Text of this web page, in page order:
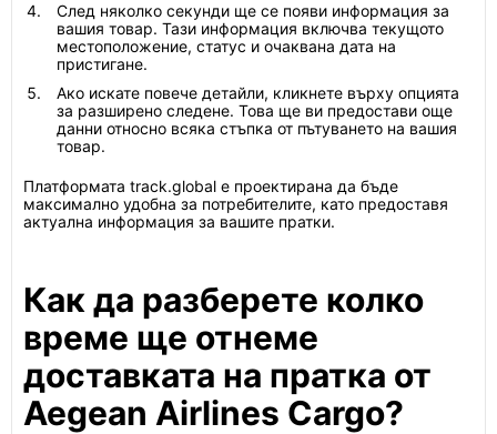
След няколко секунди ще се появи информация за
вашия товар. Тази информация включва текущото
местоположение, статус и очаквана дата на
пристигане.
Ако искате повече детайли, кликнете върху опцията
за разширено следене. Това ще ви предостави още
данни относно всяка стъпка от пътуването на вашия
товар.
Платформата track.global е проектирана да бъде
максимално удобна за потребителите, като предоставя
актуална информация за вашите пратки.
Как да разберете колко
време ще отнеме
доставката на пратка от
Aegean Airlines Cargo?